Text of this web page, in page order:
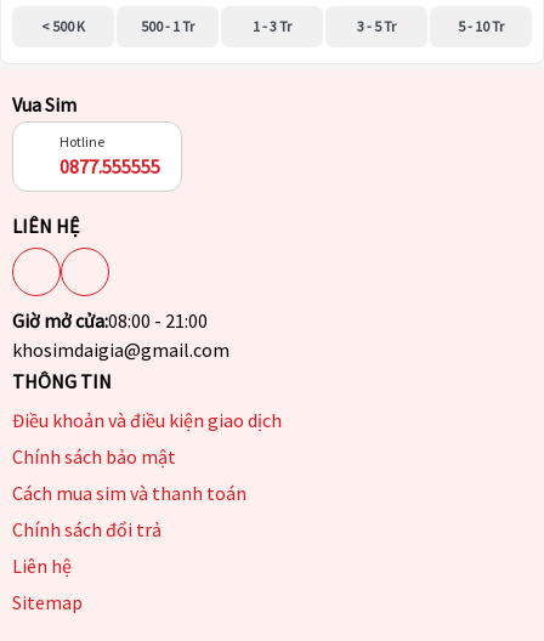
< 500 K 500 - 1 Tr 1 - 3 Tr 3 - 5 Tr 5 - 10 Tr
Vua Sim
Hotline
0877.555555
LIÊN HỆ
Giờ mở cửa:08:00 - 21:00
khosimdaigia@gmail.com
THÔNG TIN
Điều khoản và điều kiện giao dịch
Chính sách bảo mật
Cách mua sim và thanh toán
Chính sách đổi trả
Liên hệ
Sitemap